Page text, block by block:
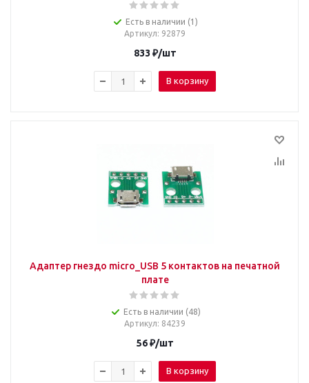
Есть в наличии (1)
Артикул: 92879
833 ₽/шт
В корзину
Адаптер гнездо micro_USB 5 контактов на печатной
плате
Есть в наличии (48)
Артикул: 84239
56₽/шт
В корзину